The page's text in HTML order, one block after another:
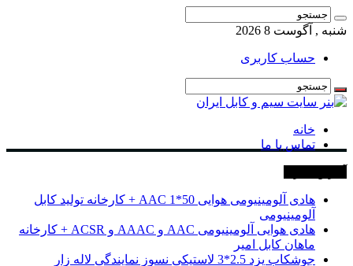
شنبه , آگوست 8 2026
حساب کاربری
خانه
تماس با ما
هادی آلومینیومی هوایی 50*1 AAC + کارخانه تولید کابل
آلومینیومی
هادی هوایی آلومینیومی AAC و AAAC و ACSR + کارخانه
ماهان کابل امیر
جوشکاب یزد 2.5*3 لاستیکی نسوز نمایندگی لاله زار